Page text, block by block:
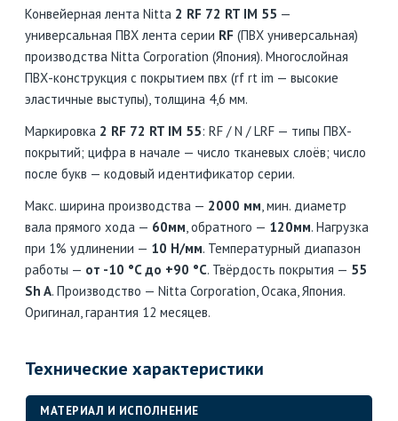
Конвейерная лента Nitta 2 RF 72 RT IM 55 —
универсальная ПВХ лента серии RF (ПВХ универсальная)
производства Nitta Corporation (Япония). Многослойная
ПВХ-конструкция с покрытием пвх (rf rt im — высокие
эластичные выступы), толщина 4,6 мм.
Маркировка 2 RF 72 RT IM 55: RF / N / LRF — типы ПВХ-
покрытий; цифра в начале — число тканевых слоёв; число
после букв — кодовый идентификатор серии.
Макс. ширина производства — 2000 мм, мин. диаметр
вала прямого хода — 60мм, обратного — 120мм. Нагрузка
при 1% удлинении — 10 Н/мм. Температурный диапазон
работы — от -10 °C до +90 °C. Твёрдость покрытия — 55
Sh A. Производство — Nitta Corporation, Осака, Япония.
Оригинал, гарантия 12 месяцев.
Технические характеристики
МАТЕРИАЛ И ИСПОЛНЕНИЕ